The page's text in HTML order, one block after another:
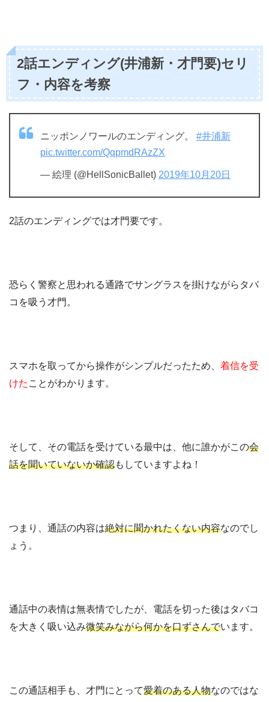
2話エンディング(井浦新・才門要)セリ
フ・内容を考察
ニッポンノワールのエンディング。 #井浦新
pic.twitter.com/QqpmdRAzZX
— 絵理 (@HellSonicBallet) 2019年10月20日
2話のエンディングでは才門要です。
恐らく警察と思われる通路でサングラスを掛けながらタバ
コを吸う才門。
スマホを取ってから操作がシンプルだったため、 着信を受
けた ことがわかります。
そして、その電話を受けている最中は、他に誰かがこの会
話を聞いていないか確認もしていますよね！
つまり、通話の内容は絶対に聞かれたくない内容なのでし
ょう。
通話中の表情は無表情でしたが、電話を切った後はタバコ
を大きく吸い込み微笑みながら何かを口ずさんでいます。
この通話相手も、才門にとって愛着のある人物なのではな